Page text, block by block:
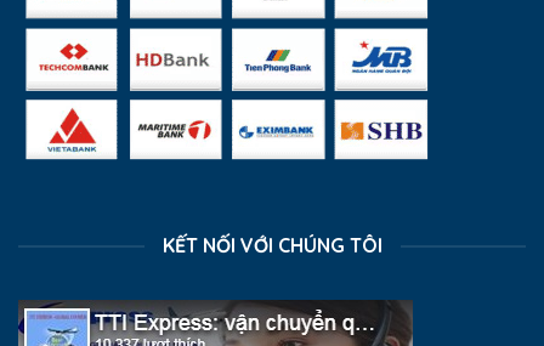
KẾT NỐI VỚI CHÚNG TÔI